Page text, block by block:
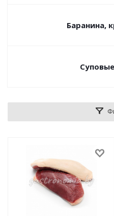
Баранина,